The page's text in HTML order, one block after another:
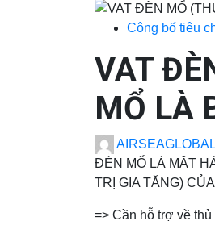
Công bố tiêu
VAT
MỔ LÀ
ĐÈN MỔ LÀ MẶT
TRỊ GIA TĂNG)
=> Cần hỗ trợ về